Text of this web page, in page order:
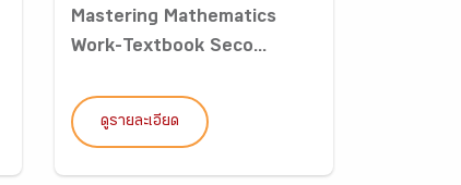
Mastering Mathematics
Work-Textbook Seco...
ดูรายละเอียด